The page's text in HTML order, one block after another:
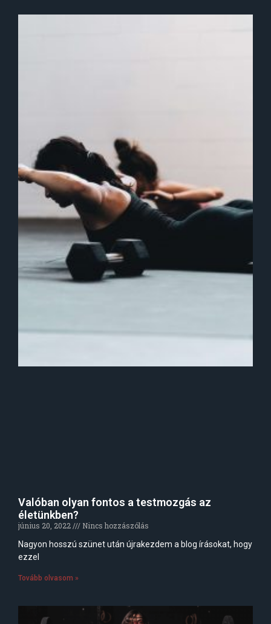
Valóban olyan fontos a testmozgás az
életünkben?
június 20, 2022
Nincs hozzászólás
Nagyon hosszú szünet után újrakezdem a blog írásokat, hogy
ezzel
Tovább olvasom »